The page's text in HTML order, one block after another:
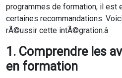
programmes de formation, il est
certaines recommandations.
rÃ©ussir cette intÃ©gration.â
1. Comprendre les
en formation